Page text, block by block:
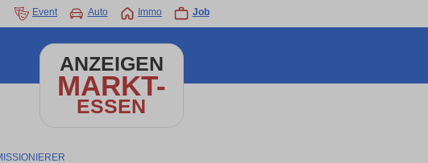
Event Auto Immo Job
ANZEIGEN
MARKT-
ESSEN